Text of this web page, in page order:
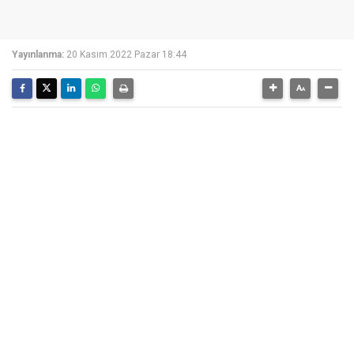
Yayınlanma: 20 Kasım 2022 Pazar 18:44